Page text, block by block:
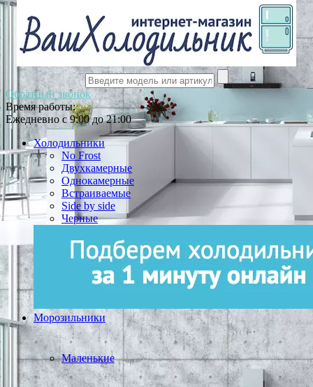
Обратный звонок
Время работы:
Ежедневно с 9:00 до 21:00
Холодильники
No Frost
Двухкамерные
Однокамерные
Встраиваемые
Side by side
Черные
Морозильники
Маленькие